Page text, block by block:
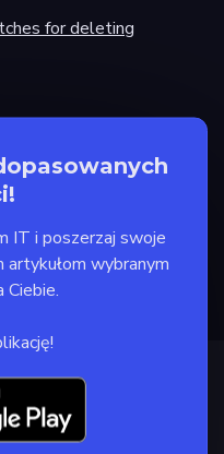
for deleting
IT i poszerzaj swoje
wybranym
Ciebie.